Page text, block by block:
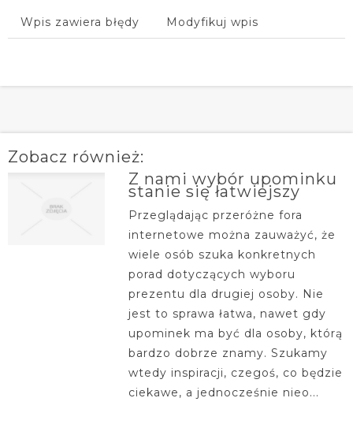
Wpis zawiera błędy Modyfikuj wpis
Zobacz również:
Z nami wybór upominku
stanie się łatwiejszy
Przeglądając przeróżne fora
internetowe można zauważyć, że
wiele osób szuka konkretnych
porad dotyczących wyboru
prezentu dla drugiej osoby. Nie
jest to sprawa łatwa, nawet gdy
upominek ma być dla osoby, którą
bardzo dobrze znamy. Szukamy
wtedy inspiracji, czegoś, co będzie
ciekawe, a jednocześnie nieo...